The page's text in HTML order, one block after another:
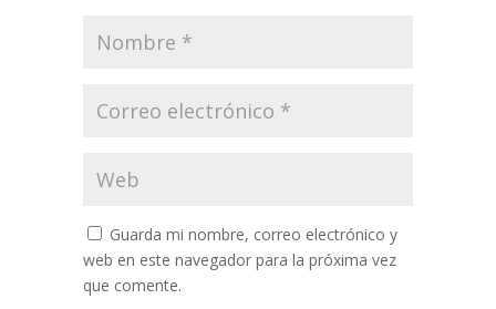
Guarda mi nombre, correo electrónico y
web en este navegador para la próxima vez
que comente.